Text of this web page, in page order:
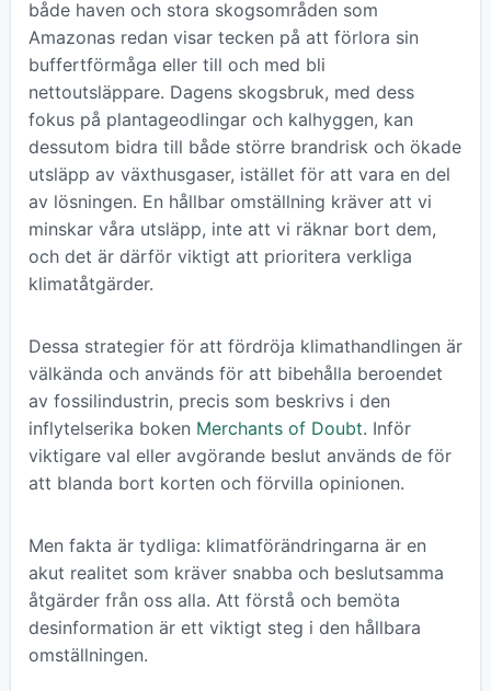
både haven och stora skogsområden som
Amazonas redan visar tecken på att förlora sin
buffertförmåga eller till och med bli
nettoutsläppare. Dagens skogsbruk, med dess
fokus på plantageodlingar och kalhyggen, kan
dessutom bidra till både större brandrisk och ökade
utsläpp av växthusgaser, istället för att vara en del
av lösningen. En hållbar omställning kräver att vi
minskar våra utsläpp, inte att vi räknar bort dem,
och det är därför viktigt att prioritera verkliga
klimatåtgärder.
Dessa strategier för att fördröja klimathandlingen är
välkända och används för att bibehålla beroendet
av fossilindustrin, precis som beskrivs i den
inflytelserika boken Merchants of Doubt. Inför
viktigare val eller avgörande beslut används de för
att blanda bort korten och förvilla opinionen.
Men fakta är tydliga: klimatförändringarna är en
akut realitet som kräver snabba och beslutsamma
åtgärder från oss alla. Att förstå och bemöta
desinformation är ett viktigt steg i den hållbara
omställningen.